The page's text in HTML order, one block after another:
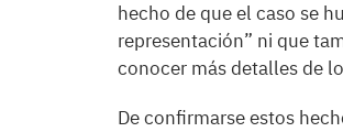
hecho de que el caso se
representación” ni que
conocer más detalles de
De confirmarse estos